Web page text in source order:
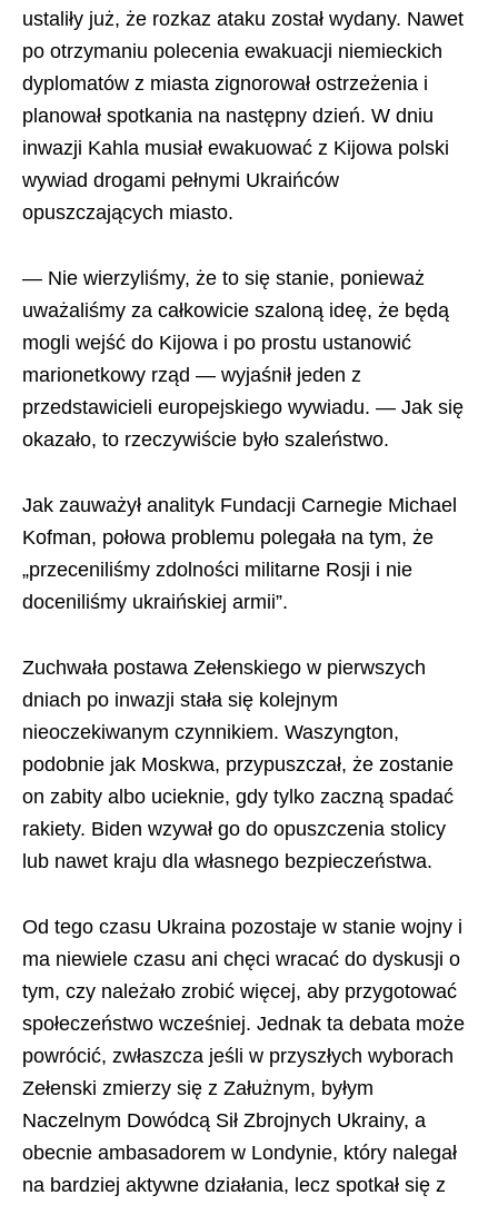
ustaliły już, że rozkaz ataku został wydany. Nawet
po otrzymaniu polecenia ewakuacji niemieckich
dyplomatów z miasta zignorował ostrzeżenia i
planował spotkania na następny dzień. W dniu
inwazji Kahla musiał ewakuować z Kijowa polski
wywiad drogami pełnymi Ukraińców
opuszczających miasto.
— Nie wierzyliśmy, że to się stanie, ponieważ
uważaliśmy za całkowicie szaloną ideę, że będą
mogli wejść do Kijowa i po prostu ustanowić
marionetkowy rząd — wyjaśnił jeden z
przedstawicieli europejskiego wywiadu. — Jak się
okazało, to rzeczywiście było szaleństwo.
Jak zauważył analityk Fundacji Carnegie Michael
Kofman, połowa problemu polegała na tym, że
„przeceniliśmy zdolności militarne Rosji i nie
doceniliśmy ukraińskiej armii”.
Zuchwała postawa Zełenskiego w pierwszych
dniach po inwazji stała się kolejnym
nieoczekiwanym czynnikiem. Waszyngton,
podobnie jak Moskwa, przypuszczał, że zostanie
on zabity albo ucieknie, gdy tylko zaczną spadać
rakiety. Biden wzywał go do opuszczenia stolicy
lub nawet kraju dla własnego bezpieczeństwa.
Od tego czasu Ukraina pozostaje w stanie wojny i
ma niewiele czasu ani chęci wracać do dyskusji o
tym, czy należało zrobić więcej, aby przygotować
społeczeństwo wcześniej. Jednak ta debata może
powrócić, zwłaszcza jeśli w przyszłych wyborach
Zełenski zmierzy się z Załużnym, byłym
Naczelnym Dowódcą Sił Zbrojnych Ukrainy, a
obecnie ambasadorem w Londynie, który nalegał
na bardziej aktywne działania, lecz spotkał się z